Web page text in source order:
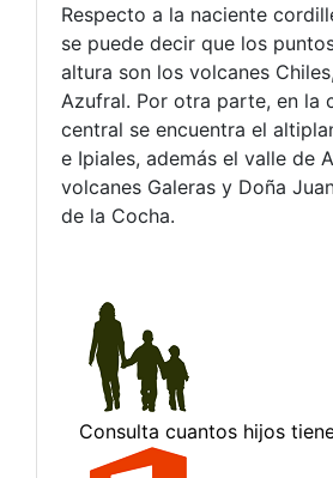
Respecto a la naciente
se puede decir que los
altura son los volcanes
Azufral. Por otra parte, en la
central se encuentra el
e Ipiales, además el valle de
volcanes Galeras y Doña
de la Cocha.